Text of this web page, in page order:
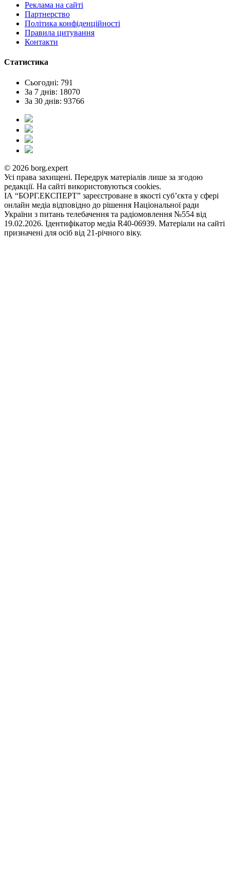
Реклама на сайтi
Партнерство
Політика конфіденційності
Правила цитування
Контакти
Статистика
Сьогодні: 791
За 7 днів: 18070
За 30 днів: 93766
© 2026 borg.expert
Усі права захищені. Передрук матеріалів лише за згодою
редакції. На сайті використовуються cookies.
ІА “БОРГ.ЕКСПЕРТ” зареєстроване в якості суб’єкта у сфері
онлайн медіа відповідно до рішення Національної ради
України з питань телебачення та радіомовлення №554 від
19.02.2026. Ідентифікатор медіа R40-06939. Матеріали на сайті
призначені для осіб від 21-річного віку.